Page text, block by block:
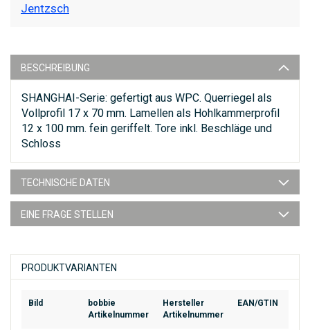
Jentzsch
BESCHREIBUNG
SHANGHAI-Serie: gefertigt aus WPC. Querriegel als
Vollprofil 17 x 70 mm. Lamellen als Hohlkammerprofil
12 x 100 mm. fein geriffelt. Tore inkl. Beschläge und
Schloss
TECHNISCHE DATEN
EINE FRAGE STELLEN
PRODUKTVARIANTEN
Bild
bobbie
Artikelnummer
Hersteller
Artikelnummer
EAN/GTIN